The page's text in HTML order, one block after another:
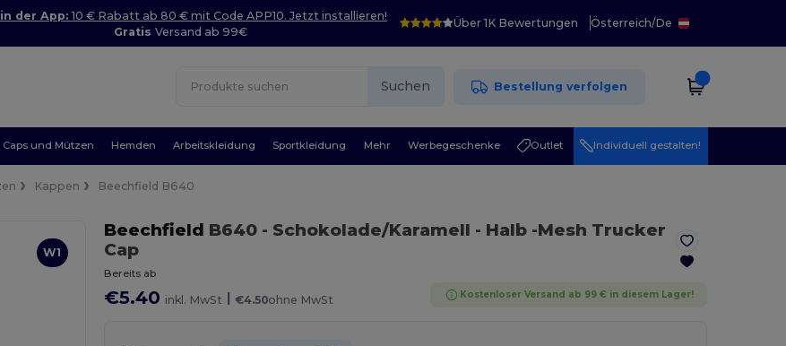
der App: 10 € Rabatt ab 80 € mit Code APP10. Jetzt installieren!
Gratis Versand ab 99€
Über 1K Bewertungen Österreich/De
Suchen Bestellung verfolgen
Caps und Mützen Hemden Arbeitskleidung Sportkleidung Mehr Werbegeschenke Outlet Individuell gestalten!
Kappen Beechfield B640
W1
Beechfield B640 - Schokolade/Karamell - Halb -Mesh Trucker
Cap
Bereits ab
€5.40 inkl. MwSt | €4.50ohne MwSt Kostenloser Versand ab 99 € in diesem Lager!